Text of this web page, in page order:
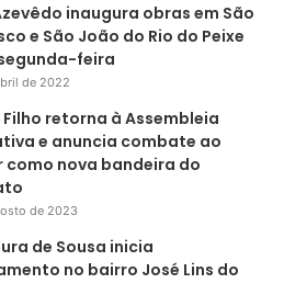
inaugura obras em São
e São João do Rio do Peixe
feira
de 2022
Filho retorna à Assembleia
e anuncia combate ao
como nova bandeira do
de 2023
de Sousa inicia
no bairro José Lins do